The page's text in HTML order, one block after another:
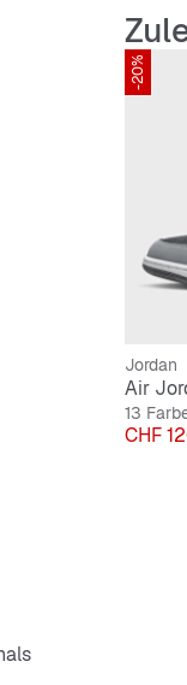
-20%
Jordan
Air
13
Preis
CHF